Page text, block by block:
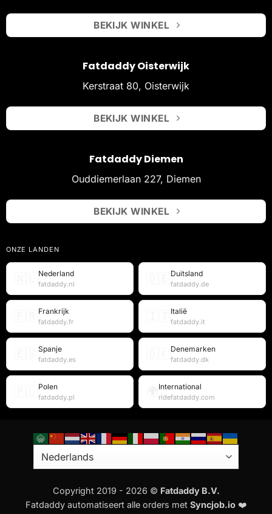
BEKIJK WINKEL
Fatdaddy Oisterwijk
Kerstraat 80, Oisterwijk
BEKIJK WINKEL
Fatdaddy Diemen
Ouddiemerlaan 227, Diemen
BEKIJK WINKEL
ONZE LANDEN
Nederland
fatdaddy.nl
Duitsland
fatdaddy.de
Frankrijk
fatdaddy.fr
Italië
fatdaddy.it
Spanje
fatdaddy.es
Denemarken
fatdaddy.dk
Polen
fatdaddy.pl
International
ridefatdaddy.com
Copyright 2019 - 2026 © Fatdaddy B.V.
Fatdaddy automatiseert alle orders met Syncjob.io ❤️